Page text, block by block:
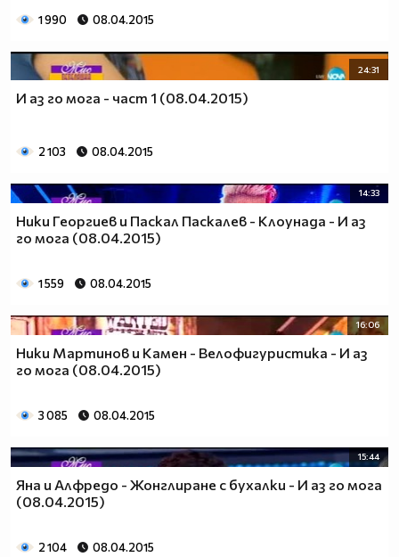
1 990 08.04.2015
24:31
И аз го мога - част 1 (08.04.2015)
2 103 08.04.2015
14:33
Ники Георгиев и Паскал Паскалев - Клоунада - И аз
го мога (08.04.2015)
1 559 08.04.2015
16:06
Ники Мартинов и Камен - Велофигуристика - И аз
го мога (08.04.2015)
3 085 08.04.2015
15:44
Яна и Алфредо - Жонглиране с бухалки - И аз го мога
(08.04.2015)
2 104 08.04.2015